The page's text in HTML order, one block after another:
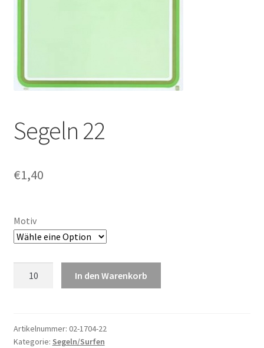
Segeln 22
€1,40
Motiv
In den Warenkorb
Artikelnummer: 02-1704-22
Kategorie: Segeln/Surfen